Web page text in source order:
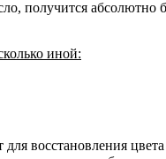
получится абсолютно
иной:
восстановления